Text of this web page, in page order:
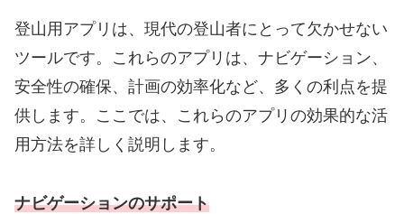
登山用アプリは、現代の登山者にとって欠かせない
ツールです。これらのアプリは、ナビゲーション、
安全性の確保、計画の効率化など、多くの利点を提
供します。ここでは、これらのアプリの効果的な活
用方法を詳しく説明します。
ナビゲーションのサポート